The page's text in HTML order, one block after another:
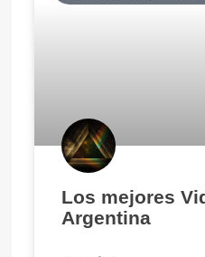
Los mejores
Argentina